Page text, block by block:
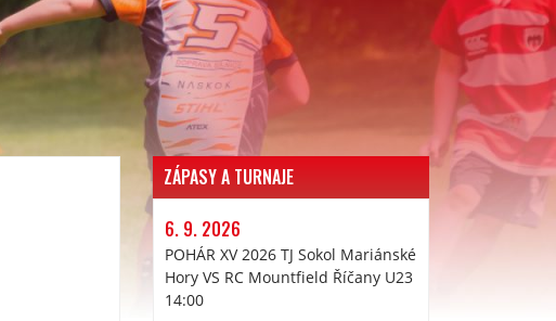
ZÁPASY A TURNAJE
6. 9. 2026
POHÁR XV 2026 TJ Sokol Mariánské
Hory VS RC Mountfield Říčany U23
14:00